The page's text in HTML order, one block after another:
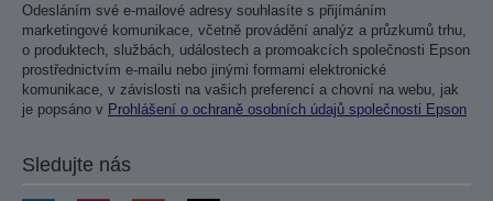
Odesláním své e-mailové adresy souhlasíte s přijímáním
marketingové komunikace, včetně provádění analýz a průzkumů trhu,
o produktech, službách, událostech a promoakcích společnosti Epson
prostřednictvím e-mailu nebo jinými formami elektronické
komunikace, v závislosti na vašich preferencí a chovní na webu, jak
je popsáno v Prohlášení o ochraně osobních údajů společnosti Epson
Sledujte nás